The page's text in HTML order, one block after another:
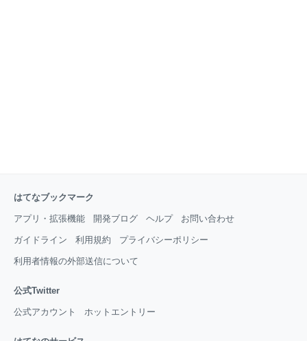
はてなブックマーク
アプリ・拡張機能 開発ブログ ヘルプ お問い合わせ
ガイドライン 利用規約 プライバシーポリシー
利用者情報の外部送信について
公式Twitter
公式アカウント ホットエントリー